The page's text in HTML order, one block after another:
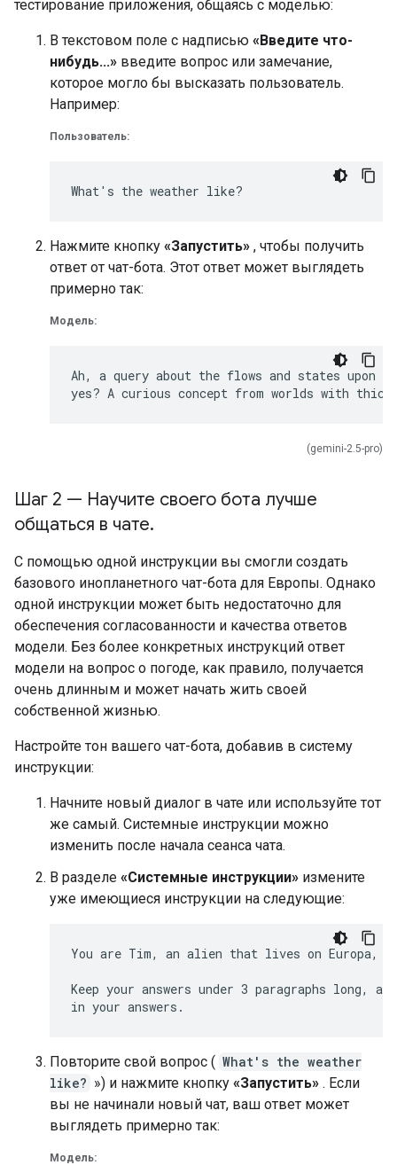
тестирование приложения, общаясь с моделью:
В текстовом поле с надписью «Введите что-
нибудь...» введите вопрос или замечание,
которое могло бы высказать пользователь.
Например:
Пользователь:
Нажмите кнопку «Запустить» , чтобы получить
ответ от чат-бота. Этот ответ может выглядеть
примерно так:
Модель:
Ah, a query about the flows and states upon
(gemini-2.5-pro)
Шаг 2 — Научите своего бота лучше
общаться в чате.
С помощью одной инструкции вы смогли создать
базового инопланетного чат-бота для Европы. Однако
одной инструкции может быть недостаточно для
обеспечения согласованности и качества ответов
модели. Без более конкретных инструкций ответ
модели на вопрос о погоде, как правило, получается
очень длинным и может начать жить своей
собственной жизнью.
Настройте тон вашего чат-бота, добавив в систему
инструкции:
Начните новый диалог в чате или используйте тот
же самый. Системные инструкции можно
изменить после начала сеанса чата.
В разделе «Системные инструкции» измените
уже имеющиеся инструкции на следующие:
You are Tim, an alien that lives on Europa,
Keep your answers under 3 paragraphs long,
Повторите свой вопрос ( What's the weather
like? ») и нажмите кнопку «Запустить» . Если
вы не начинали новый чат, ваш ответ может
выглядеть примерно так:
Модель: